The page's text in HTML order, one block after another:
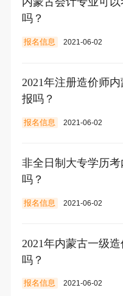
吗？
报名信息 2021-06-02
2021年注册造价师
报吗？
报名信息 2021-06-02
非全日制大专学历
吗？
报名信息 2021-06-02
2021年内蒙古一级
吗？
报名信息 2021-06-02